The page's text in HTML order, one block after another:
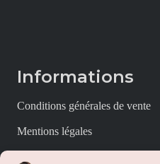
Informations
Conditions générales de vente
Mentions légales